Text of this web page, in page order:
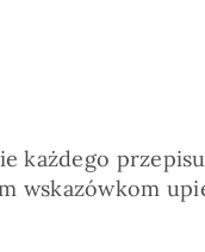
każdego
wskazówkom